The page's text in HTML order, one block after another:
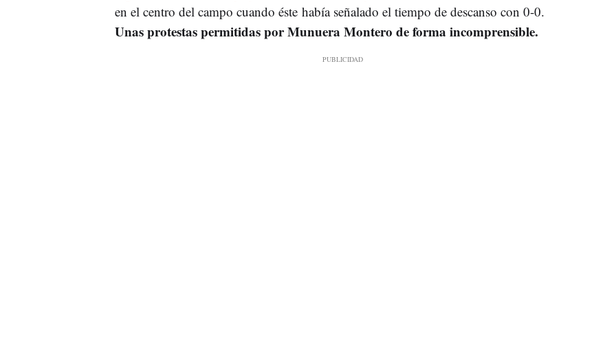
en el centro del campo cuando éste había señalado el tiempo de descanso con 0-0.
Unas protestas permitidas por Munuera Montero de forma incomprensible.